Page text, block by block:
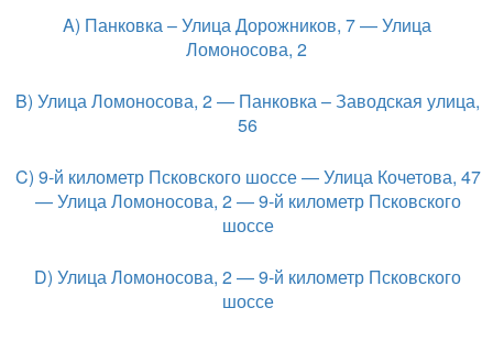
A) Панковка – Улица Дорожников, 7 — Улица
Ломоносова, 2
B) Улица Ломоносова, 2 — Панковка – Заводская улица,
56
C) 9-й километр Псковского шоссе — Улица Кочетова, 47
— Улица Ломоносова, 2 — 9-й километр Псковского
шоссе
D) Улица Ломоносова, 2 — 9-й километр Псковского
шоссе